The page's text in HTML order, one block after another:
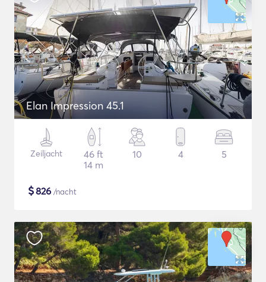
Elan Impression 45.1
Zeiljacht
46 ft
14 m
10 4 5
$826 /nacht